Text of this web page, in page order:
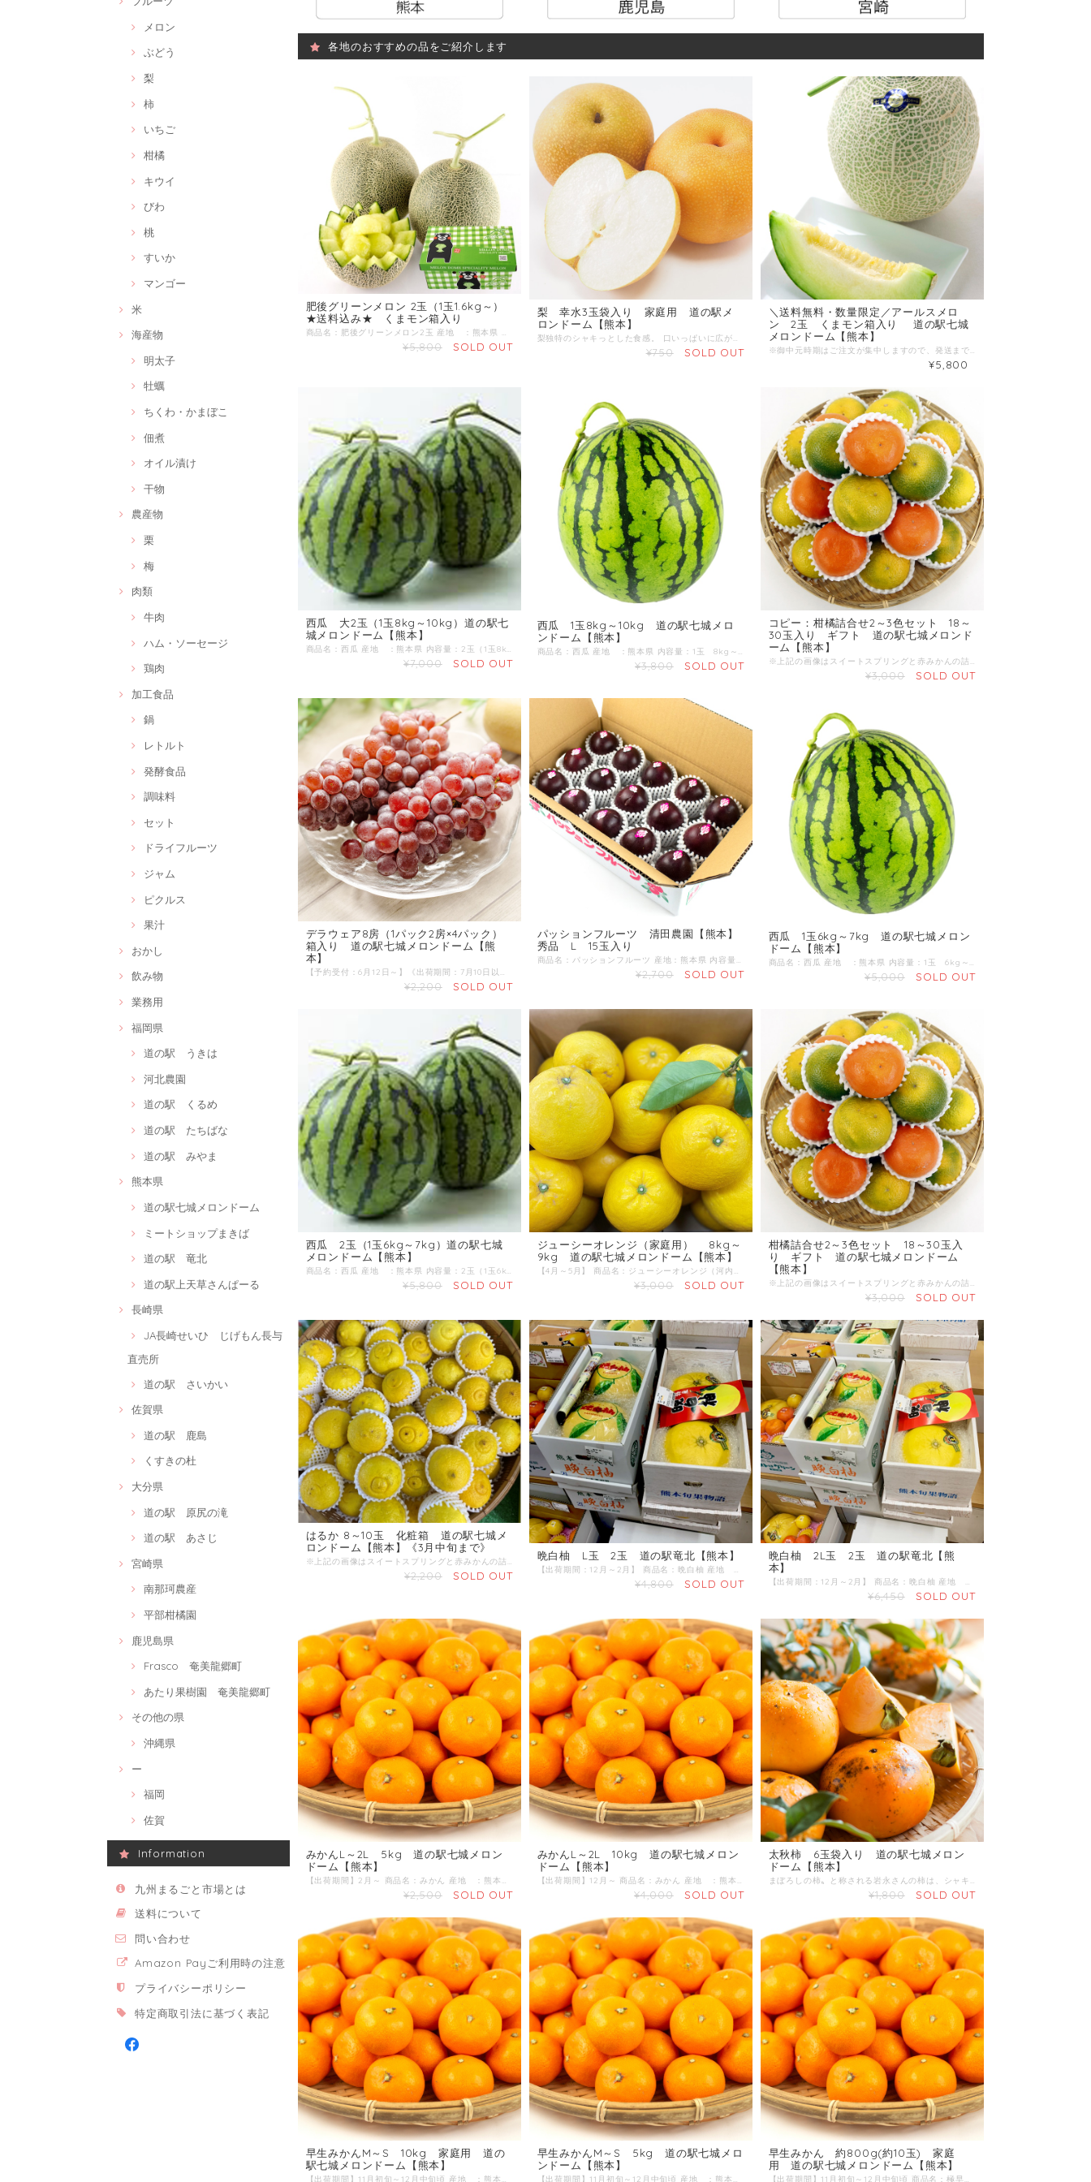
メロン
ぶどう
梨
柿
いちご
柑橘
キウイ
びわ
桃
すいか
マンゴー
米
海産物
明太子
牡蠣
ちくわ・かまぼこ
佃煮
オイル漬け
干物
農産物
栗
梅
肉類
牛肉
ハム・ソーセージ
鶏肉
加工食品
鍋
レトルト
発酵食品
調味料
セット
ドライフルーツ
ジャム
ピクルス
果汁
おかし
飲み物
業務用
福岡県
道の駅 うきは
河北農園
道の駅 くるめ
道の駅 たちばな
道の駅 みやま
熊本県
道の駅七城メロンドーム
ミートショップまきば
道の駅 竜北
道の駅上天草さんぱーる
長崎県
JA長崎せいひ じげもん長与
直売所
道の駅 さいかい
佐賀県
道の駅 鹿島
くすきの杜
大分県
道の駅 原尻の滝
道の駅 あさじ
宮崎県
南那珂農産
平部柑橘園
鹿児島県
Frasco 奄美龍郷町
あたり果樹園 奄美龍郷町
その他の県
沖縄県
ー
福岡
佐賀
Information
九州まるごと市場とは
送料について
問い合わせ
Amazon Payご利用時の注意
プライバシーポリシー
特定商取引法に基づく表記
各地のおすすめの品をご紹介します
肥後グリーンメロン 2玉（1玉1.6kg～）
★送料込み★ くまモン箱入り
商品名：肥後グリーンメロン2玉 産地 ：熊本県 内容量：2玉（1玉1.6kg以上） 発送区分：常温 ＼糖度14度以上！甘くて大きなメロン／ シャキッとしてみずみずしく、果汁がいっぱいで甘〜い！ 肥後グリーンメロンは名前の通り、鮮やかなグリーン色の果肉をしており、楕円形の形をした大きなメロンです。 主に熊本県で栽培されており、味は濃ゆく、高糖度の大玉を揃えており、とてもジューシーです。 当店の肥後グリーンメロンは、光センサーで糖度14度以上の厳しい出荷基準をクリアしたメロンのみを厳選してお送りしています。 また玉が大きいので贈答品に向いているのが、肥後グリーンメロンの人気の秘密です。
¥5,800 SOLD OUT
梨 幸水3玉袋入り 家庭用 道の駅メ
ロンドーム【熊本】
梨独特のシャキっとした食感。 口いっぱいに広がる甘い果汁。 遠くに阿蘇外輪山をのぞむ標高250メートルの市野瀬地区は、気温が低く澄んだ空気のため、朝晩の冷え込みが梨の甘みを増します。 晩夏から始まる熊本県菊池市の美味しい梨をどうぞ！
¥750 SOLD OUT
＼送料無料・数量限定／アールスメロ
ン 2玉 くまモン箱入り 道の駅七城
メロンドーム【熊本】
※御中元時期はご注文が集中しますので、発送まで少々お時間をいただいております。 商品名：アールスメロン 産地 ：熊本県 内容量：2L-3L（1玉1.6kg～2.0kg） 発送区分：常温 ＼おいしさ保証付き／ メロンの甘さを数値化するために取り入れた光センサー（糖度測定器）で１玉１玉厳しくチェックしています。 糖度は「１４度」以上の甘いメロンだけをお届け致します。
¥5,800
西瓜 大2玉（1玉8kg～10kg）道の駅七
城メロンドーム【熊本】
商品名：西瓜 産地 ：熊本県 内容量：2玉（1玉8kg～10kg） 発送区分：常温 【商品準備までしばらくお時間をいただくことがございますのであらかじめご了承ください。お急ぎの方は一度お問合せくだい。】 ＼すいか生産量 日本一の熊本からお届け／ 4月下旬～ 肥後漫遊、祭りばやしの中から厳選してお届けいたします。
¥7,000 SOLD OUT
西瓜 1玉8kg～10kg 道の駅七城メロ
ンドーム【熊本】
商品名：西瓜 産地 ：熊本県 内容量：1玉 8kg～10kg 発送区分：常温 【商品準備までしばらくお時間をいただくことがございますのであらかじめご了承ください。お急ぎの方は一度お問合せくだい。】 ＼すいか生産量 日本一の熊本からお届け／ 4月下旬～ 肥後漫遊、祭りばやしの中から厳選してお届けいたします。
¥3,800 SOLD OUT
コピー：柑橘詰合せ2～3色セット 18～
30玉入り ギフト 道の駅七城メロンド
ーム【熊本】
※上記の画像はスイートスプリングと赤みかんの詰合せです。 スイートスプリング、赤みかん、みかん、デコ、はるか、ネーブル、ポンカン、べにばえ、パール柑、津の望、甘夏など、旬の様々な品種の柑橘詰合せです。 ※移り変わる商品ですので、内容につきましてはお問い合わせください。 【出荷期間】12月～3月頃 産地 ：熊本県 内容量：18～30玉 発送区分：常温
¥3,000 SOLD OUT
デラウェア8房（1パック2房×4パック）
箱入り 道の駅七城メロンドーム【熊
本】
【予約受付：6月12日～】《出荷期間：7月10日以降～8月初旬》 商品名：デラウェア 産地 ：熊本県 内容量：8房（1パック2房×4パック） 発送区分：【冷蔵】 熊本県菊池市出田でぶどうを栽培している中村さん。 今年も甘くて美味しいぶどうをお届けします。
¥2,200 SOLD OUT
パッションフルーツ 清田農園【熊本】
秀品 L 15玉入り
商品名：パッションフルーツ 産地：熊本県 内容量：15玉入り 熊本市北区植木町の清田農園の＼パッションフルーツ／ さわやかで濃厚な香り。クセになる味。 甘酸っぱい香りが最高です！ ＜パッションフルーツの種はスゴイ！？＞ 種には強い抗酸化作用のあるピセアタンノールが豊富！ ・血管をしなやかに ・シワの予防や改善 ・自律神経のバランスを調える などが期待されると言われています。 ＜食べ頃サイン＞ 表面がつるつる→程よい酸味がお楽しみいただけます。 表面がしわしわ→甘みが出て食べやすくなります。
¥2,700 SOLD OUT
西瓜 1玉6kg～7kg 道の駅七城メロン
ドーム【熊本】
商品名：西瓜 産地 ：熊本県 内容量：1玉 6kg～7kg 【商品準備までしばらくお時間をいただくことがございますのであらかじめご了承ください。お急ぎの方は一度お問合せくだい。】 ＼すいか生産量 日本一の熊本からお届け／ 4月下旬～ 肥後漫遊、祭りばやしの中から厳選してお届けいたします。
¥5,000 SOLD OUT
西瓜 2玉（1玉6kg～7kg）道の駅七城
メロンドーム【熊本】
商品名：西瓜 産地 ：熊本県 内容量：2玉（1玉6kg～7kg） 発送区分：常温 【商品準備までしばらくお時間をいただくことがございますのであらかじめご了承ください。お急ぎの方は一度お問合せくだい。】 ＼すいか生産量 日本一の熊本からお届け／ 4月下旬～ 肥後漫遊、祭りばやしの中から厳選してお届けいたします。
¥5,800 SOLD OUT
ジューシーオレンジ（家庭用） 8kg～
9kg 道の駅七城メロンドーム【熊本】
【4月～5月】 商品名：ジューシーオレンジ（河内晩柑） 産地 ：熊本県 内容量：8kg～9kg 発送区分：常温 河内晩柑（かわちばんかん）は初夏から夏にかけて収穫できる黄色くて大きな柑橘です。 外観から和製グレープフルーツと称され、ジューシーオレンジなどとも呼ばれています。 グレープフルーツに似ていますが、苦味は少なく、さっぱりとした甘みのある品種です。 地名から「河内」と年を越して春を過ぎた夏になって収穫を迎える一番遅い季節の収穫ということから「晩」の柑橘とされ「河内晩柑」と名付けられました。
¥3,000 SOLD OUT
柑橘詰合せ2～3色セット 18～30玉入
り ギフト 道の駅七城メロンドーム
【熊本】
※上記の画像はスイートスプリングと赤みかんの詰合せです。 スイートスプリング、赤みかん、みかん、デコ、はるか、ネーブル、ポンカン、べにばえ、パール柑、津の望、甘夏など、旬の様々な品種の柑橘詰合せです。 ※移り変わる商品ですので、内容につきましてはお問い合わせください。 【出荷期間】12月～3月頃 産地 ：熊本県 内容量：18～30玉 発送区分：常温
¥3,000 SOLD OUT
はるか 8～10玉 化粧箱 道の駅七城メ
ロンドーム【熊本】《3月中旬まで》
※上記の画像はスイートスプリングと赤みかんの詰合せです。 スイートスプリング、赤みかん、みかん、デコ、はるか、ネーブル、ポンカン、べにばえ、パール柑、津の望、甘夏など、旬の様々な品種の柑橘詰合せです。 ※移り変わる商品ですので、内容につきましてはお問い合わせください。 【出荷期間】12月～3月頃 産地 ：熊本県 内容量：18～30玉 発送区分：常温
¥2,200 SOLD OUT
晩白柚 L玉 2玉 道の駅竜北【熊本】
【出荷期間：12月～2月】 商品名：晩白柚 産地 ：熊本県 内容量：L玉 2玉 発送区分：常温 ■晩白柚（バンペイユ）は柑橘類の一種で、世界最大の柑橘類とされています。 香りが良く、鼻を近づけるとやんわりとした甘酸っぱい香りがします。果汁は少ないが果肉はサクサクとしたとした歯触りで、よく熟したものは甘みと酸味のバランスに優れる。 日本では熊本県八代地方（八代市と隣接する氷川町）の名産になります。
¥4,800 SOLD OUT
晩白柚 2L玉 2玉 道の駅竜北【熊
本】
【出荷期間：12月～2月】 商品名：晩白柚 産地 ：熊本県 内容量：2L玉 2玉 発送区分：常温 ■晩白柚（バンペイユ）は柑橘類の一種で、世界最大の柑橘類とされています。 りが良く、鼻を近づけるとやんわりとした甘酸っぱい香りがします。果汁は少ないが果肉はサクサクとしたとした歯触りで、よく熟したものは甘みと酸味のバランスに優れる。 日本では熊本県八代地方（八代市と隣接する氷川町）の名産になります。
¥6,450 SOLD OUT
みかんL～2L 5kg 道の駅七城メロン
ドーム【熊本】
【出荷期間】2月～ 商品名：みかん 産地 ：熊本県 内容量：5kg 発送区分：常温
¥2,500 SOLD OUT
みかんL～2L 10kg 道の駅七城メロン
ドーム【熊本】
【出荷期間】12月～ 商品名：みかん 産地 ：熊本県 内容量：5kg 発送区分：常温
¥4,000 SOLD OUT
太秋柿 6玉袋入り 道の駅七城メロン
ドーム【熊本】
まぼろしの柿〟と称される岩永さんの柿は、シャキッとした食感とさわやかな甘みが魅力です。収穫された新鮮な柿を、皆さまにお届けします。特に太秋柿は種がなくそのまま皮を剥きカットして食べられます。 ■産地：熊本県菊池市 ■内容量：6玉 ■発送区分：常温
¥1,800 SOLD OUT
早生みかんM～S 10kg 家庭用 道の
駅七城メロンドーム【熊本】
【出荷期間】11月初旬～12月中旬頃 産地 ：熊本県 内容量：10kg 発送区分：常温
早生みかんM～S 5kg 道の駅七城メロ
ンドーム【熊本】
【出荷期間】11月初旬～12月中旬頃 産地 ：熊本県 内容量：5kg 発送区分：常温
早生みかん 約800g(約10玉) 家庭
用 道の駅七城メロンドーム【熊本】
【出荷期間】11月初旬～12月中旬頃 商品名：極早生みかん 産地 ：熊本県 内容量：約800g(約10玉) 発送区分：常温 みかんの品種で最初に出荷されるのが「極早生みかん」です。 9月は真緑色、やがて黄色を帯びてきます。